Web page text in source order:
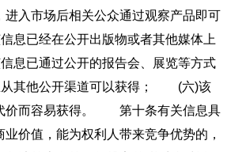
进入市场后相关公众通过观察产品即可
已经在公开出版物或者其他媒体上
已通过公开的报告会、展览等方式
其他公开渠道可以获得； (六)该
价而容易获得。 第十条有关信息具
价值，能为权利人带来竞争优势的，